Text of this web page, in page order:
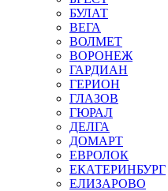
БУЛАТ
ВЕГА
ВОЛМЕТ
ВОРОНЕЖ
ГАРДИАН
ГЕРИОН
ГЛАЗОВ
ГЮРАЛ
ДЕЛГА
ДОМАРТ
ЕВРОЛОК
ЕКАТЕРИНБУРГ
ЕЛИЗАРОВО